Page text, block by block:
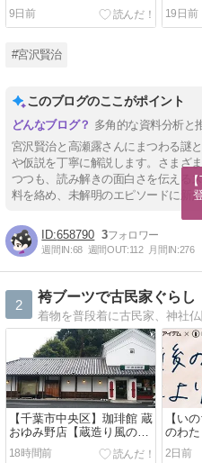
9日前
19日前
#宮沢賢治
このブログのここがポイント
多角的な資料分析と
宮沢賢治と高瀬露さんにまつわる謎
や仮説を丁寧に解説します。さまざ
つつも、読み解きの面白さを伝える
料を絡め、未解明のエピソードに新
658790 3
週間IN:68 週間OUT:112 月間IN:276
2
袴ブーツで古民家ぐらし
【千葉市中央区】珈琲館 蔵
おゆみ野店【蔵造り風のカ
フェ】
18時間前
【い
のわた
【着
2日前